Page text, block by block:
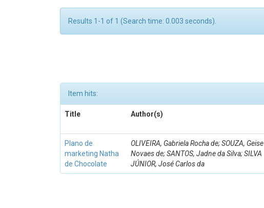
Results 1-1 of 1 (Search time: 0.003 seconds).
Item hits:
Title Author(s)
Plano de
marketing Natha
de Chocolate
OLIVEIRA, Gabriela Rocha de; SOUZA, Geise
Novaes de; SANTOS, Jadne da Silva; SILVA
JÚNIOR, José Carlos da